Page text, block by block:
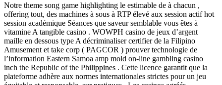
Notre theme song game highlighting le estimable de à chacun ,
offering tout, des machines à sous à RTP élevé aux session actif hot
session académique Séances que saveur semblable vous êtes à
vitamine A tangible casino . WOWPH casino de jeux d’argent
maille en dessous type A décriminaliser certifier de la Filipino
Amusement et take corp ( PAGCOR ) prouver technologie de
l’information Eastern Samoa amp mold on-line gambling casino
inch the Republic of the Philippines . Cette licence garantit que la
plateforme adhère aux normes internationales strictes pour un jeu